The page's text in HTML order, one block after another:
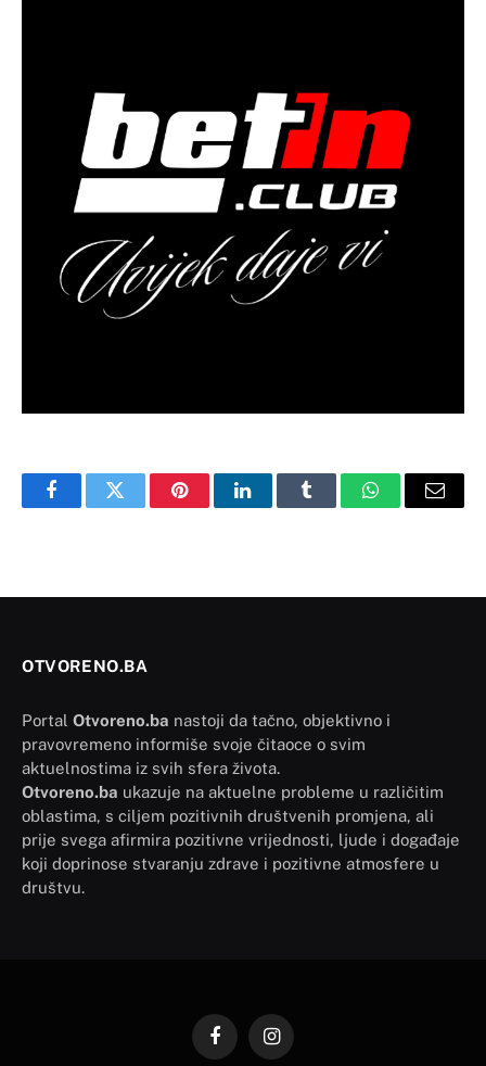
FacebookTwitter PinterestLinkedInTumblr WhatsAppEmail
OTVORENO.BA
Portal Otvoreno.ba nastoji da tačno, objektivno i
pravovremeno informiše svoje čitaoce o svim
aktuelnostima iz svih sfera života.
Otvoreno.ba ukazuje na aktuelne probleme u različitim
oblastima, s ciljem pozitivnih društvenih promjena, ali
prije svega afirmira pozitivne vrijednosti, ljude i događaje
koji doprinose stvaranju zdrave i pozitivne atmosfere u
društvu.
FacebookInstagram